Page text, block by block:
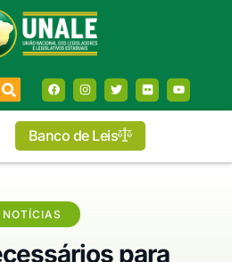
Banco de Leis
NOTÍCIAS
para